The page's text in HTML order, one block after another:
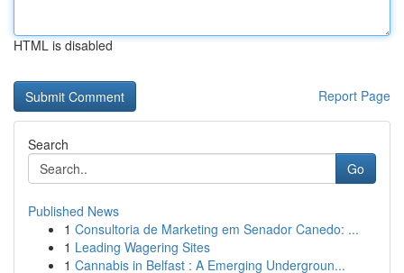
HTML is disabled
Report Page
Search
Go
Published News
1 Consultoria de Marketing em Senador Canedo: ...
1 Leading Wagering Sites
1 Cannabis in Belfast : A Emerging Undergroun...